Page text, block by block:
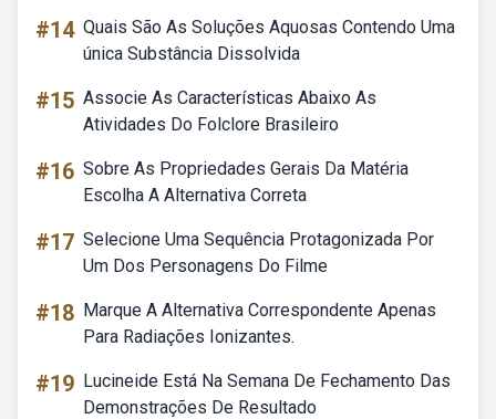
#14 Quais São As Soluções Aquosas Contendo Uma
única Substância Dissolvida
#15 Associe As Características Abaixo As
Atividades Do Folclore Brasileiro
#16 Sobre As Propriedades Gerais Da Matéria
Escolha A Alternativa Correta
#17 Selecione Uma Sequência Protagonizada Por
Um Dos Personagens Do Filme
#18 Marque A Alternativa Correspondente Apenas
Para Radiações Ionizantes.
#19 Lucineide Está Na Semana De Fechamento Das
Demonstrações De Resultado